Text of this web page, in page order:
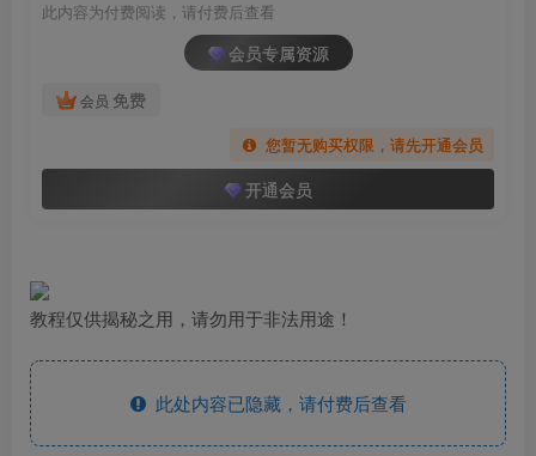
此内容为付费阅读，请付费后查看
会员专属资源
会员 免费
您暂无购买权限，请先开通会员
开通会员
教程仅供揭秘之用，请勿用于非法用途！
此处内容已隐藏，请付费后查看